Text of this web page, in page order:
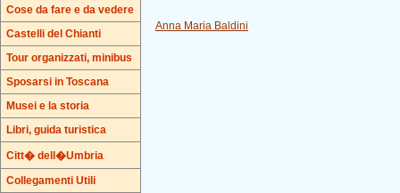
Cose da fare e da vedere
Castelli del Chianti
Tour organizzati, minibus
Sposarsi in Toscana
Musei e la storia
Libri, guida turistica
Citt� dell�Umbria
Collegamenti Utili
Anna Maria Baldini